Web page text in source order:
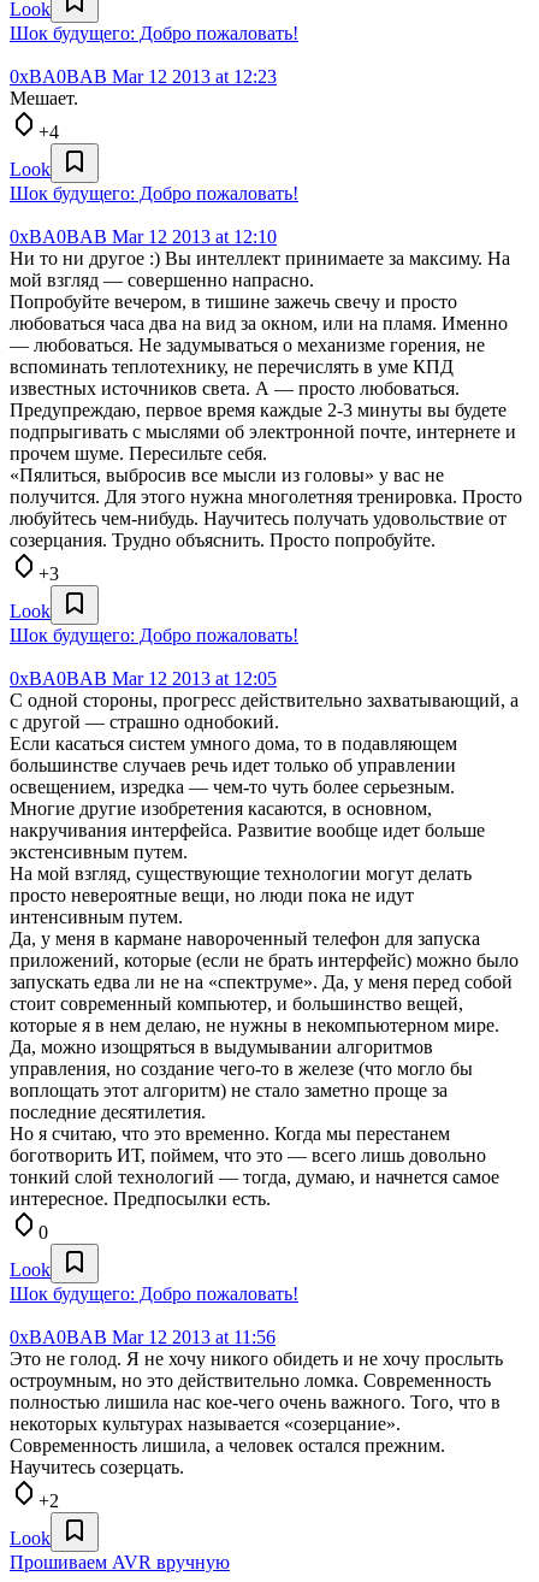
Look
Шок будущего: Добро пожаловать!
0xBA0BAB Mar 12 2013 at 12:23
Мешает.
+4
Look
Шок будущего: Добро пожаловать!
0xBA0BAB Mar 12 2013 at 12:10
Ни то ни другое :) Вы интеллект принимаете за максиму. На
мой взгляд — совершенно напрасно.
Попробуйте вечером, в тишине зажечь свечу и просто
любоваться часа два на вид за окном, или на пламя. Именно
— любоваться. Не задумываться о механизме горения, не
вспоминать теплотехнику, не перечислять в уме КПД
известных источников света. А — просто любоваться.
Предупреждаю, первое время каждые 2-3 минуты вы будете
подпрыгивать с мыслями об электронной почте, интернете и
прочем шуме. Пересильте себя.
«Пялиться, выбросив все мысли из головы» у вас не
получится. Для этого нужна многолетняя тренировка. Просто
любуйтесь чем-нибудь. Научитесь получать удовольствие от
созерцания. Трудно объяснить. Просто попробуйте.
+3
Look
Шок будущего: Добро пожаловать!
0xBA0BAB Mar 12 2013 at 12:05
С одной стороны, прогресс действительно захватывающий, а
с другой — страшно однобокий.
Если касаться систем умного дома, то в подавляющем
большинстве случаев речь идет только об управлении
освещением, изредка — чем-то чуть более серьезным.
Многие другие изобретения касаются, в основном,
накручивания интерфейса. Развитие вообще идет больше
экстенсивным путем.
На мой взгляд, существующие технологии могут делать
просто невероятные вещи, но люди пока не идут
интенсивным путем.
Да, у меня в кармане навороченный телефон для запуска
приложений, которые (если не брать интерфейс) можно было
запускать едва ли не на «спектруме». Да, у меня перед собой
стоит современный компьютер, и большинство вещей,
которые я в нем делаю, не нужны в некомпьютерном мире.
Да, можно изощряться в выдумывании алгоритмов
управления, но создание чего-то в железе (что могло бы
воплощать этот алгоритм) не стало заметно проще за
последние десятилетия.
Но я считаю, что это временно. Когда мы перестанем
боготворить ИТ, поймем, что это — всего лишь довольно
тонкий слой технологий — тогда, думаю, и начнется самое
интересное. Предпосылки есть.
0
Look
Шок будущего: Добро пожаловать!
0xBA0BAB Mar 12 2013 at 11:56
Это не голод. Я не хочу никого обидеть и не хочу прослыть
остроумным, но это действительно ломка. Современность
полностью лишила нас кое-чего очень важного. Того, что в
некоторых культурах называется «созерцание».
Современность лишила, а человек остался прежним.
Научитесь созерцать.
+2
Look
Прошиваем AVR вручную